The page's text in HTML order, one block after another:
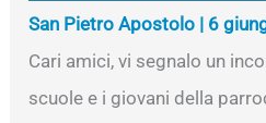
San Pietro Apostolo | 6
Cari amici, vi segnalo un
scuole e i giovani della